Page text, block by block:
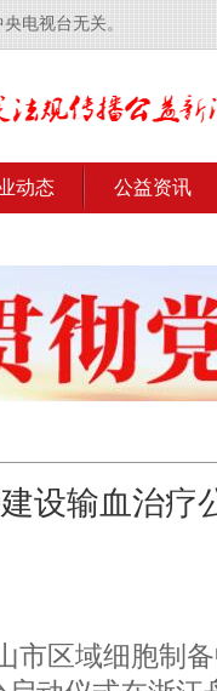
电视台无关。
动态 公益资讯
设输血治疗
市区域细胞制